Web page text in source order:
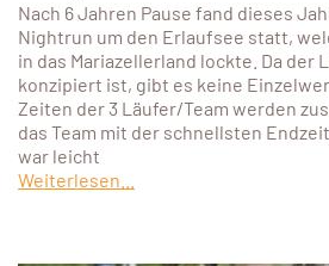
Nach 6 Jahren Pause fand dieses
Nightrun um den Erlaufsee statt,
in das Mariazellerland lockte. Da der
konzipiert ist, gibt es keine
Zeiten der 3 Läufer/Team werden
das Team mit der schnellsten
war leicht
Weiterlesen...